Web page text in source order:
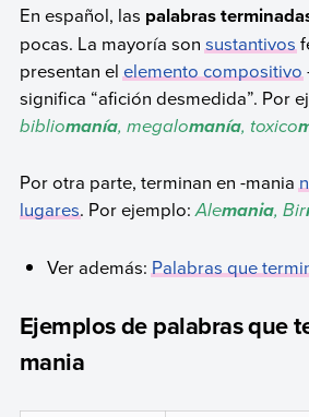
En español, las palabras
pocas. La mayoría sonsustantivos
presentan elelemento compositivo
significa “afición desmedida”. Por
bibliomanía, megalomanía, toxico
Por otra parte, terminan en -mania
lugares. Por ejemplo:Alemania, Bir
Ver además:Palabras que
Ejemplos de palabras que
mania